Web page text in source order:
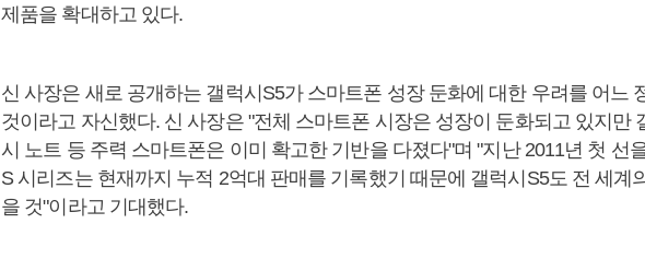
제품을 확대하고 있다.
신 사장은 새로 공개하는 갤럭시S5가 스마트폰 성장 둔화에 대한 우려를 어느
것이라고 자신했다. 신 사장은 "전체 스마트폰 시장은 성장이 둔화되고 있지만
시 노트 등 주력 스마트폰은 이미 확고한 기반을 다졌다"며 "지난 2011년 첫 선
S 시리즈는 현재까지 누적 2억대 판매를 기록했기 때문에 갤럭시S5도 전 세계
을 것"이라고 기대했다.